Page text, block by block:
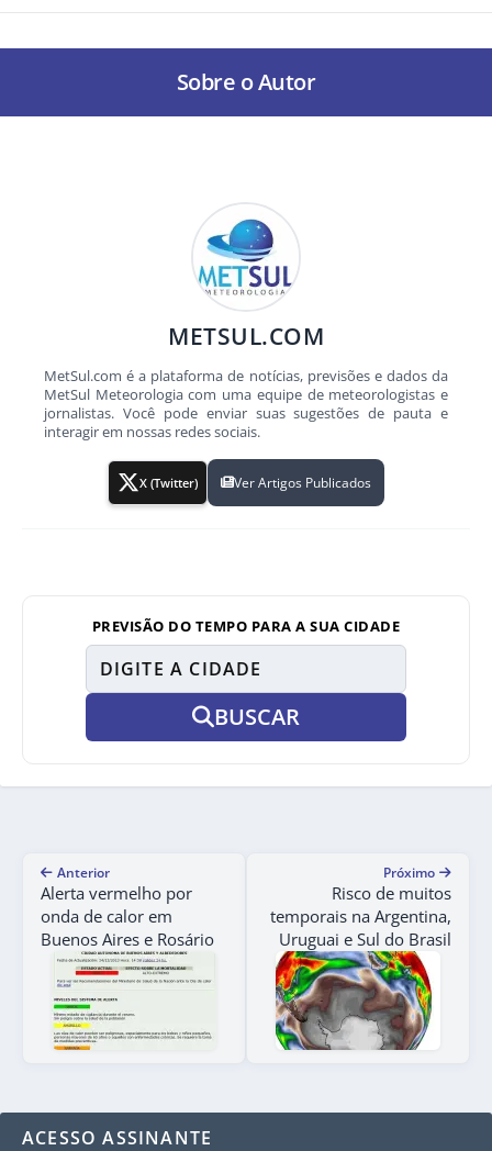
Sobre o Autor
METSUL.COM
MetSul.com é a plataforma de notícias, previsões e dados da
MetSul Meteorologia com uma equipe de meteorologistas e
jornalistas. Você pode enviar suas sugestões de pauta e
interagir em nossas redes sociais.
X (Twitter) Ver Artigos Publicados
PREVISÃO DO TEMPO PARA A SUA CIDADE
BUSCAR
Anterior
Alerta vermelho por
onda de calor em
Buenos Aires e Rosário
Próximo
Risco de muitos
temporais na Argentina,
Uruguai e Sul do Brasil
ACESSO ASSINANTE